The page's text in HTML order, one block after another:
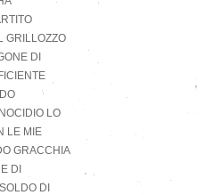
GRILLOZZO
DI
LO
LE MIE
GRACCHIA
DI
DI